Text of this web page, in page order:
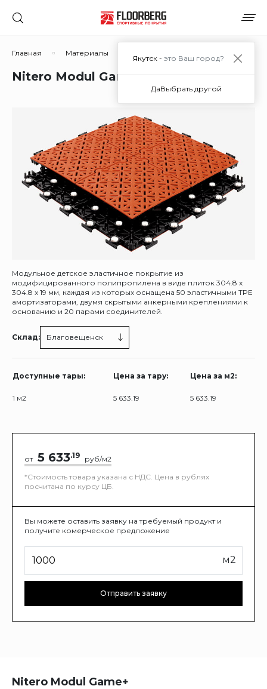
Главная Материалы Рулонные и модульные
Nitero Modul Game+ в Якутске
Модульное детское эластичное покрытие из
модифицированного полипропилена в виде плиток 304.8 x
304.8 x 19 мм, каждая из которых оснащена 50 эластичными TPE
амортизаторами, двумя скрытыми анкерными креплениями к
основанию и 20 парами соединителей.
Склад: Благовещенск
Доступные тары: Цена за тару: Цена за м2:
1 м2 5 633.19 5 633.19
от 5 633.19
руб/м2
*Стоимость товара указана с НДС. Цена в рублях
посчитана по курсу ЦБ.
Вы можете оставить заявку на требуемый продукт и
получите комерческое предложение
м2
Отправить заявку
Nitero Modul Game+
Якутск - это Ваш город?
ДаВыбрать другой